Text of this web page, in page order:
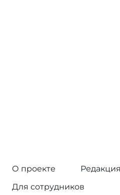
О проекте
Редакция
Для сотрудников